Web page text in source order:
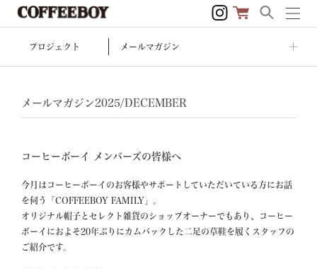
プロジェクト メールマガジン
メールマガジン2025/DECEMBER
コーヒーボーイ メンバーズの皆様へ
今月はコーヒーボーイのお客様やサポートしていただいている方にお話
を伺う「COFFEEBOY FAMILY」。
オリジナル帽子とセレクト雑貨のショップオーナーでもあり、コーヒー
ボーイにおよそ20年ぶりにカムバックした二足の草鞋を履くスタッフの
ご紹介です。